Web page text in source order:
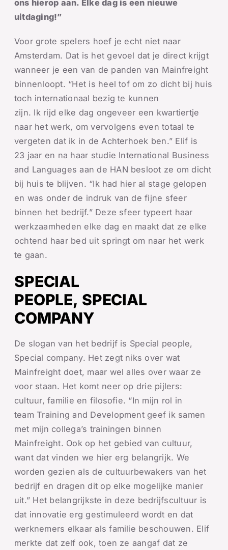
ons hierop aan. Elke dag is een nieuwe
uitdaging!”
Voor grote spelers hoef je echt niet naar
Amsterdam. Dat is het gevoel dat je direct krijgt
wanneer je een van de panden van Mainfreight
binnenloopt. “Het is heel tof om zo dicht bij huis
toch internationaal bezig te kunnen
zijn. Ik rijd elke dag ongeveer een kwartiertje
naar het werk, om vervolgens even totaal te
vergeten dat ik in de Achterhoek ben.” Elif is
23 jaar en na haar studie International Business
and Languages aan de HAN besloot ze om dicht
bij huis te blijven. “Ik had hier al stage gelopen
en was onder de indruk van de fijne sfeer
binnen het bedrijf.” Deze sfeer typeert haar
werkzaamheden elke dag en maakt dat ze elke
ochtend haar bed uit springt om naar het werk
te gaan.
SPECIAL
PEOPLE, SPECIAL
COMPANY
De slogan van het bedrijf is Special people,
Special company. Het zegt niks over wat
Mainfreight doet, maar wel alles over waar ze
voor staan. Het komt neer op drie pijlers:
cultuur, familie en filosofie. “In mijn rol in
team Training and Development geef ik samen
met mijn collega’s trainingen binnen
Mainfreight. Ook op het gebied van cultuur,
want dat vinden we hier erg belangrijk. We
worden gezien als de cultuurbewakers van het
bedrijf en dragen dit op elke mogelijke manier
uit.” Het belangrijkste in deze bedrijfscultuur is
dat innovatie erg gestimuleerd wordt en dat
werknemers elkaar als familie beschouwen. Elif
merkte dat zelf ook, toen ze aangaf dat ze